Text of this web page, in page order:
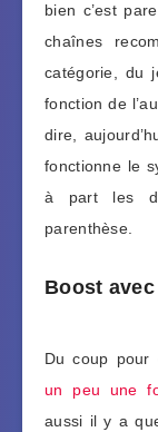
bien c’est
chaînes
catégorie, du
fonction de
dire,
fonctionne le
à part les
parenthèse.
Boost
Du coup pour
un peu une
aussi il y a